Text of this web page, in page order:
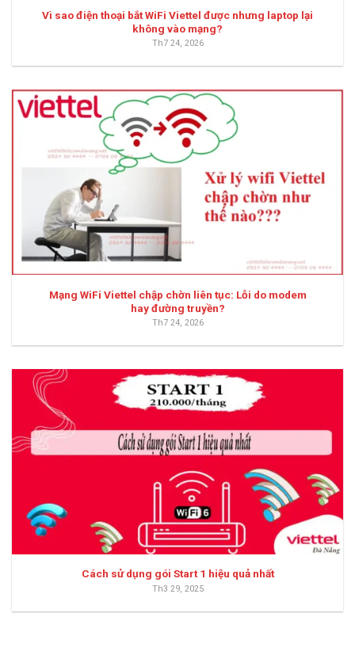
Vì sao điện thoại bắt WiFi Viettel được nhưng laptop lại
không vào mạng?
Th7 24, 2026
Mạng WiFi Viettel chập chờn liên tục: Lỗi do modem
hay đường truyền?
Th7 24, 2026
Cách sử dụng gói Start 1 hiệu quả nhất
Th3 29, 2025